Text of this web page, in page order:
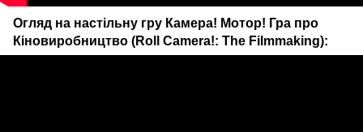
Огляд на настільну гру Камера! Мотор! Гра про
Кіновиробництво (Roll Camera!: The Filmmaking):